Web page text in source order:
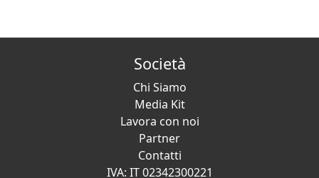
Società
Chi Siamo
Media Kit
Lavora con noi
Partner
Contatti
IVA: IT 02342300221